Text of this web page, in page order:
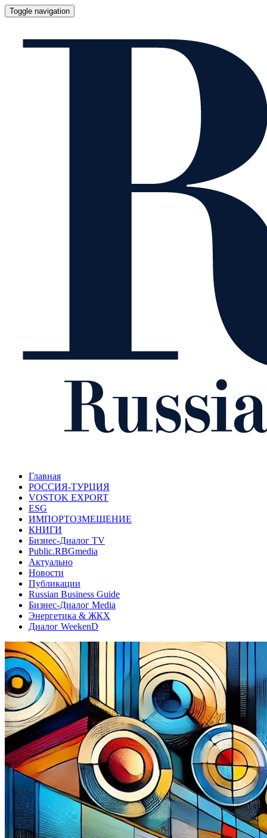
Toggle navigation
Главная
РОССИЯ-ТУРЦИЯ
VOSTOK EXPORT
ESG
ИМПОРТОЗМЕЩЕНИЕ
КНИГИ
Бизнес-Диалог TV
Public.RBGmedia
Актуально
Новости
Публикации
Russian Business Guide
Бизнес-Диалог Media
Энергетика & ЖКХ
Диалог WeekenD